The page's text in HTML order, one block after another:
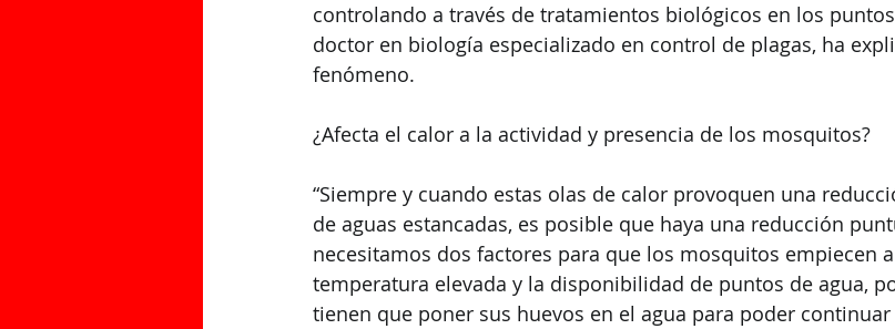
controlando a través de tratamientos biológicos en los
doctor en biología especializado en control de plagas, ha
fenómeno.
¿Afecta el calor a la actividad y presencia de los mosquitos?
“Siempre y cuando estas olas de calor provoquen una
de aguas estancadas, es posible que haya una reducción
necesitamos dos factores para que los mosquitos empiecen
temperatura elevada y la disponibilidad de puntos de agua,
tienen que poner sus huevos en el agua para poder